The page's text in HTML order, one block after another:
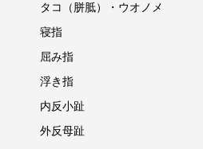
タコ（胼胝）・ウオノメ
寝指
屈み指
浮き指
内反小趾
外反母趾